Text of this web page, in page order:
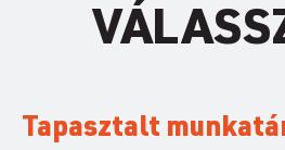
Tapasztalt